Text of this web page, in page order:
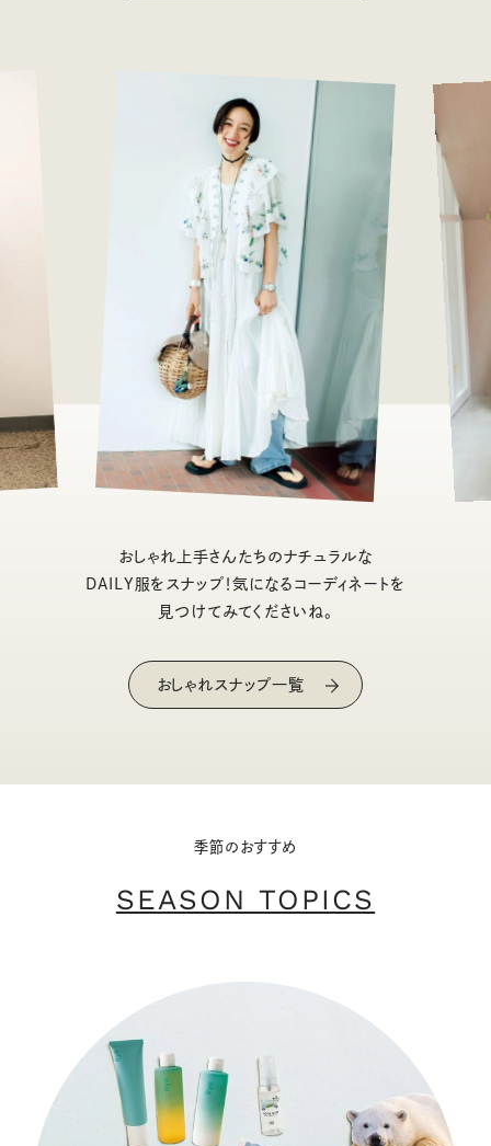
おしゃれ上手さんたちのナチュラルな
DAILY服をスナップ！気になるコーディネートを
見つけてみてくださいね。
おしゃれスナップ一覧
季節のおすすめ
SEASON TOPICS